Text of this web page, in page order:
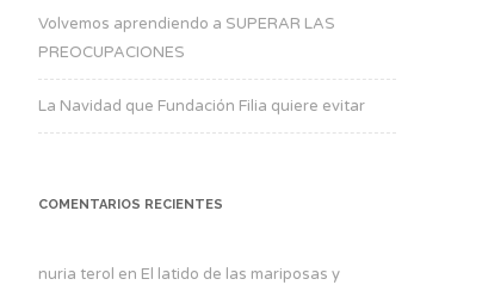
Volvemos aprendiendo a SUPERAR LAS
PREOCUPACIONES
La Navidad que Fundación Filia quiere evitar
COMENTARIOS RECIENTES
nuria terol en El latido de las mariposas y